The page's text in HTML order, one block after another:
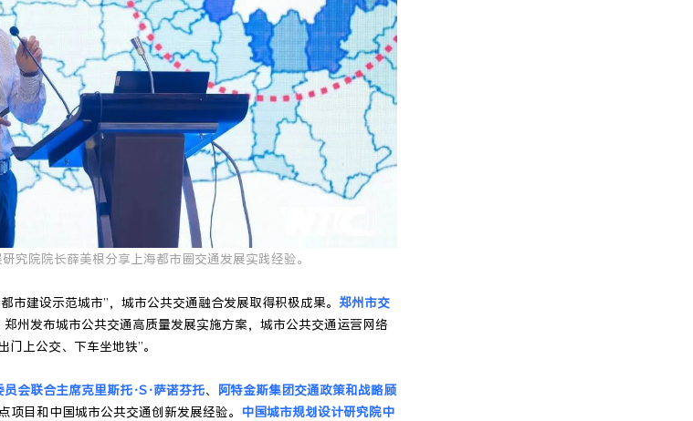
究院院长薛美根分享上海都市圈交通发展实践经验。
市建设示范城市”，城市公共交通融合发展取得积极成果。 郑州市交
郑州发布城市公共交通高质量发展实施方案，城市公共交通运营网络
上公交、下车坐地铁”。
会联合主席克里斯托·S·萨诺芬托、
阿特金斯集团交通政策和战略顾
项目和中国城市公共交通创新发展经验。
中国城市规划设计研究院中